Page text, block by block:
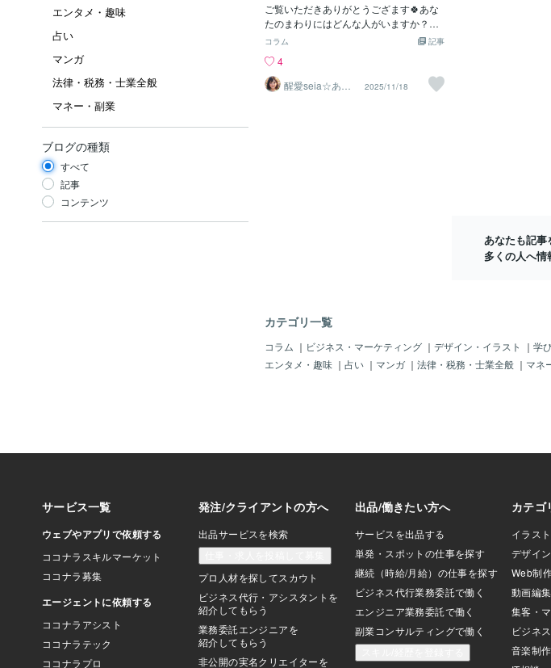
エンタメ・趣味
占い
マンガ
法律・税務・士業全般
マネー・副業
ブログの種類
すべて
記事
コンテンツ
ご覧いただきありがとうござます🍀あな
たのまわりにはどんな人がいますか？家
族、友達、パートナー、同僚や上司、ご
ではないでしょうか。”自分のためになる
人と付き合う”とはどういう事かというと
利害関係や損得ではありません。”あなた
ご自分の心に聞いてみてください！”今私
の心は居心地がいいの？居心地が悪い
の？”その後に、心に浮かんできた事があ
なたの心からの返事です！それを無視し
てしまうと、自分の心とどんどんズレて
みてください！いつも明るくて一緒にい
るだけで元気をもらえる人っていますよ
ね！そのような人と一緒にいると、波動
を上げてもらえるんです⭐️あなたの目の
前にい
記事
コラム
4
醒愛seia☆あな
たの心に寄り添
2025/11/18
あなたも記事
多くの人へ情
カテゴリ一覧
コラム ｜ ビジネス・マーケティング ｜ デザイン・イラスト ｜ 学
エンタメ・趣味 ｜ 占い ｜ マンガ ｜ 法律・税務・士業全般 ｜ マネ